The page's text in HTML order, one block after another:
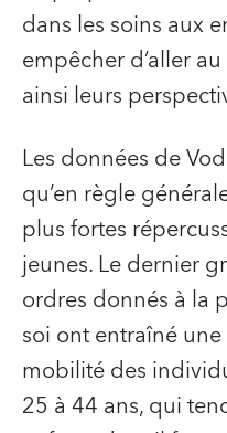
dans les soins aux
empêcher d’aller
ainsi leurs
Les données de
qu’en règle
plus fortes
jeunes. Le dernier
ordres donnés à la
soi ont entraîné
mobilité des
25 à 44 ans, qui